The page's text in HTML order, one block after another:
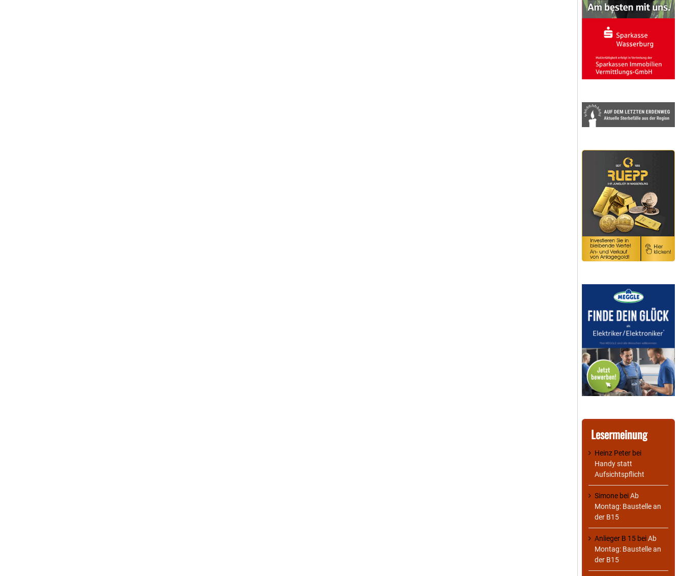
Lesermeinung
Heinz Peter bei
Handy statt
Aufsichtspflicht
Simone beiAb
Montag: Baustelle an
der B15
Anlieger B 15 beiAb
Montag: Baustelle an
der B15